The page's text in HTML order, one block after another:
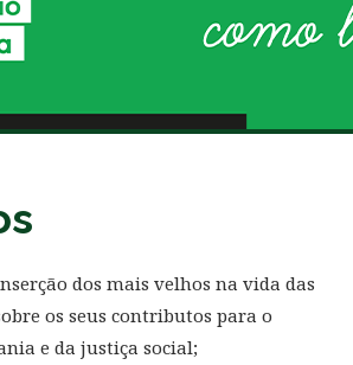
dos mais velhos na vida das
os seus contributos para o
e da justiça social;